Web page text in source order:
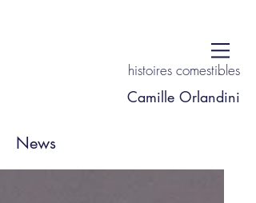
histoires comestibles
Camille Orlandini
News